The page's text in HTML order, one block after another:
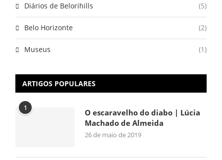
Diários de Belorihills (5)
Belo Horizonte (2)
Museus (1)
ARTIGOS POPULARES
1
O escaravelho do diabo | Lúcia
Machado de Almeida
26 de maio de 2019